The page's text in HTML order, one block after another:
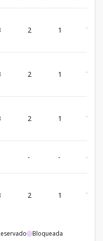
2 1 74
2 1 74
2 1 74
- - -
2 1 74
Bloqueada